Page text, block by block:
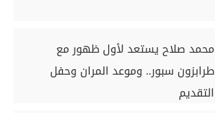
محمد صلاح يستعد لأول ظهور مع
طرابزون سبور.. وموعد المران وحفل
التقديم